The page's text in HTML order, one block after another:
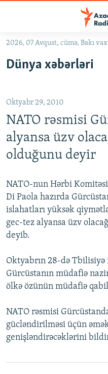
Əsas
qayıt
qayıt
Axtarışa
keç
#İZAHLA
#ƏSLINDƏ
QANUNI DOĞRU
ARAŞDIRMA
MULTIMEDIA
VIDEO
FOTOQALEREYA
İNFOQRAFIKA
KARIKATURA
RADIO ARXIV
OXU ZALI
AZƏRBAYCAN ƏDƏBIYYATI
İSLAM VƏ DEMOKRATIYA
İZ - MƏDƏNIYYƏT PROQRAMI
HAQQIMIZDA
MISSIYAMIZ
PEŞƏ ETIKASI VƏ JURNALISTIKA
MATERIALLARIMIZDAN ISTIFADƏ
AZADLIQRADIOSU MOBIL
BIZIMLƏ ƏLAQƏ
XƏBƏR BÜLLETENLƏRIMIZ
2026, 07 Avqust, cümə, Bakı
Dünya xəbərləri
Oktyabr 29, 2010
NATO rəsmisi
alyansa üzv
olduğunu deyir
NATO-nun Hərbi
Di Paola hazırda
islahatları yüksək
gec-tez alyansa üzv
deyib.
Oktyabrın 28-də
Gürcüstanın müdafiə
ölkə özünün müdafiə
NATO rəsmisi
gücləndirilməsi üçün
genişləndirəcəklərini